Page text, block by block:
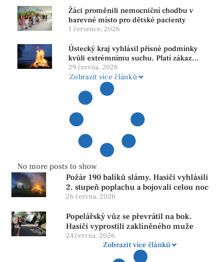
Žáci proměnili nemocniční chodbu v
barevné místo pro dětské pacienty
1 července, 2026
Ústecký kraj vyhlásil přísné podmínky
kvůli extrémnímu suchu. Platí zákaz
ohňů i pyrotechniky
29 června, 2026
Zobrazit více článků
No more posts to show
Požár 190 balíků slámy. Hasiči vyhlásili
2. stupeň poplachu a bojovali celou noc
26 června, 2026
Popelářský vůz se převrátil na bok.
Hasiči vyprostili zaklíněného muže
24 června, 2026
Zobrazit více článků